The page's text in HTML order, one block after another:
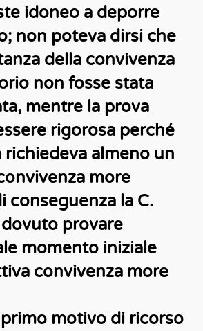
idoneo a deporre
non poteva dirsi che
della convivenza
non fosse stata
mentre la prova
rigorosa perché
richiedeva almeno un
more
conseguenza la C.
provare
momento iniziale
convivenza more
motivo di ricorso